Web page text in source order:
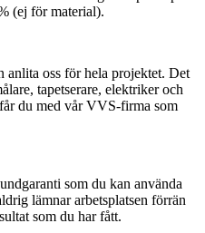
(ej för material).
anlita oss för hela projektet. Det
tapetserare, elektriker och
du med vår VVS-firma som
som du kan använda
lämnar arbetsplatsen förrän
som du har fått.